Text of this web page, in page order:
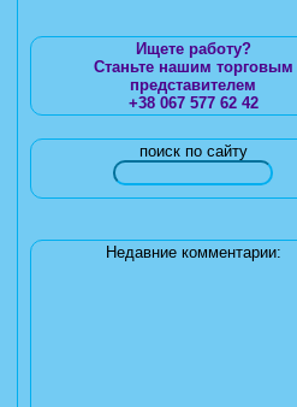
Ищете работу?
Станьте нашим торговым
представителем
+38 067 577 62 42
поиск по сайту
Недавние комментарии: